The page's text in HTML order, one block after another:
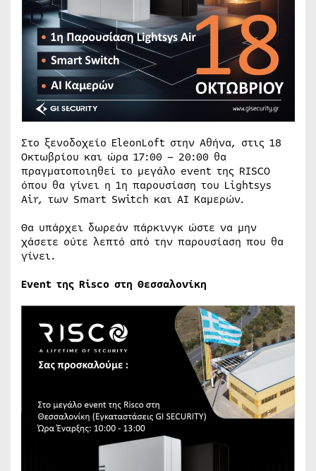
Στο ξενοδοχείο EleonLoft στην Αθήνα, στις 18
Οκτωβρίου και ώρα 17:00 – 20:00 θα
πραγματοποιηθεί το μεγάλο event της RISCO
όπου θα γίνει η 1η παρουσίαση του Lightsys
Air, των Smart Switch και AI Καμερών.
Θα υπάρχει δωρεάν πάρκινγκ ώστε να μην
χάσετε ούτε λεπτό από την παρουσίαση που θα
γίνει.
Event της Risco στη Θεσσαλονίκη